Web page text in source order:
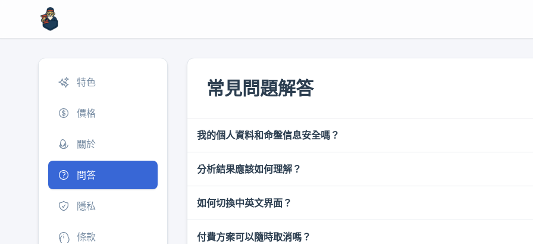
特色
價格
關於
問答
隱私
條款
常見問題解答
我的個人資料和命盤信息安全嗎？
我們按最小必要原則處理資料，出生資訊和帳戶資訊主要用於生成命盤、維護
售您的個人資料。
分析結果應該如何理解？
分析結果提供的是一種基於八字框架的趨勢參考，適合用於自我觀察、節奏規
建議，也不應替代現實判斷。
如何切換中英文界面？
您可以使用頁面底部的語言切換鏈接，也可以通過網址參數切換語言。切換後，
付費方案可以隨時取消嗎？